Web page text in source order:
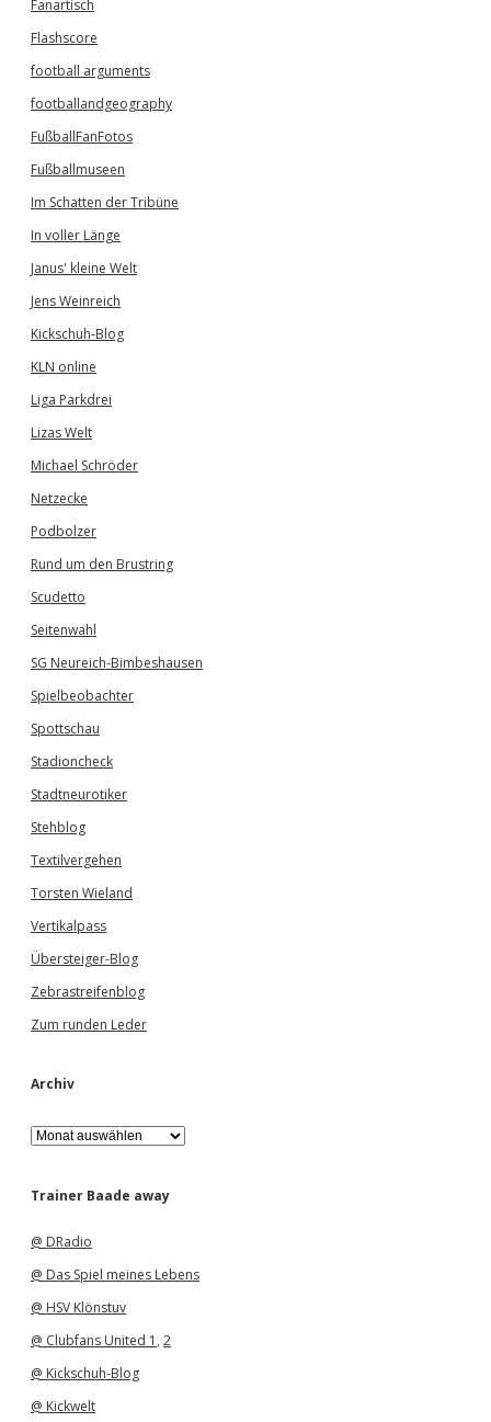
Fanartisch
Flashscore
football arguments
footballandgeography
FußballFanFotos
Fußballmuseen
Im Schatten der Tribüne
In voller Länge
Janus' kleine Welt
Jens Weinreich
Kickschuh-Blog
KLN online
Liga Parkdrei
Lizas Welt
Michael Schröder
Netzecke
Podbolzer
Rund um den Brustring
Scudetto
Seitenwahl
SG Neureich-Bimbeshausen
Spielbeobachter
Spottschau
Stadioncheck
Stadtneurotiker
Stehblog
Textilvergehen
Torsten Wieland
Vertikalpass
Übersteiger-Blog
Zebrastreifenblog
Zum runden Leder
Archiv
A
r
h
Trainer Baade away
@ DRadio
@ Das Spiel meines Lebens
@ HSV Klönstuv
@ Clubfans United 1 , 2
@ Kickschuh-Blog
@ Kickwelt